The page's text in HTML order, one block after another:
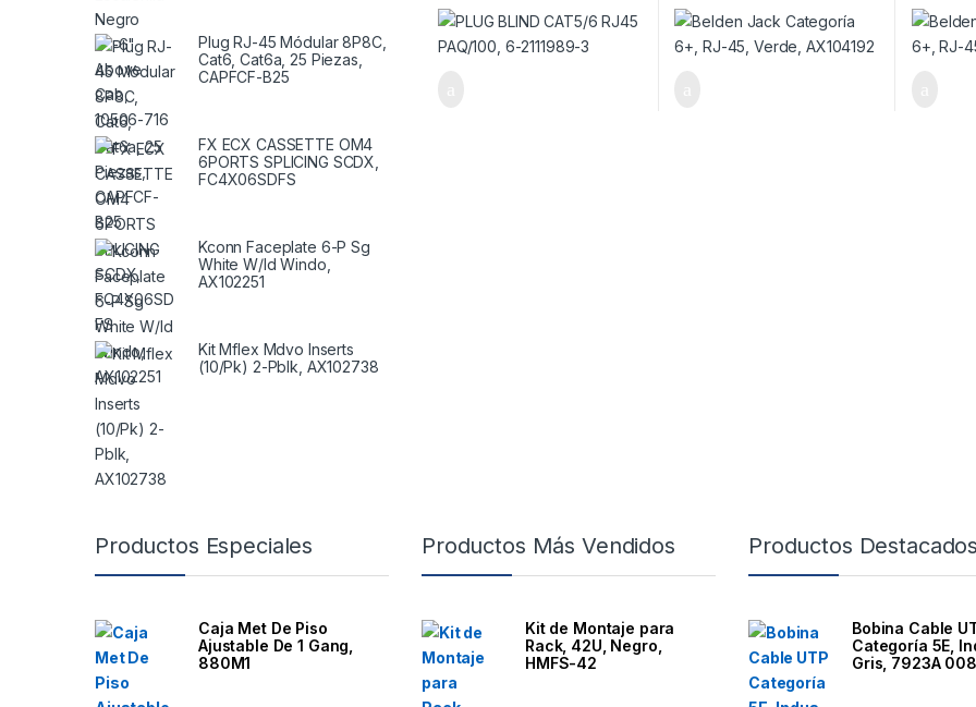
Plug RJ-45 Módular 8P8C,
Cat6, Cat6a, 25 Piezas,
CAPFCF-B25
FX ECX CASSETTE OM4
6PORTS SPLICING SCDX,
FC4X06SDFS
Kconn Faceplate 6-P Sg
White W/Id Windo,
AX102251
Kit Mflex Mdvo Inserts
(10/Pk) 2-Pblk, AX102738
Productos Especiales
Caja Met De Piso
Ajustable De 1 Gang,
880M1
Productos Más Vendidos
Kit de Montaje para
Rack, 42U, Negro,
HMFS-42
Productos Destacados
Bobina Cable
Categoría 5E,
Gris, 7923A